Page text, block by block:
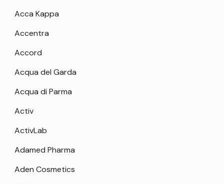
Acca Kappa
Accentra
Accord
Acqua del Garda
Acqua di Parma
Activ
ActivLab
Adamed Pharma
Aden Cosmetics